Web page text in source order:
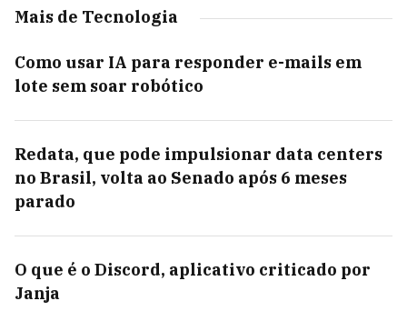
Mais de Tecnologia
Como usar IA para responder e-mails em
lote sem soar robótico
Redata, que pode impulsionar data centers
no Brasil, volta ao Senado após 6 meses
parado
O que é o Discord, aplicativo criticado por
Janja